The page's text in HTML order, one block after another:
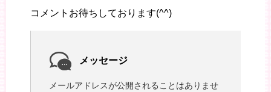
コメントお待ちしております(^^)
メッセージ
メールアドレスが公開されることはありませ